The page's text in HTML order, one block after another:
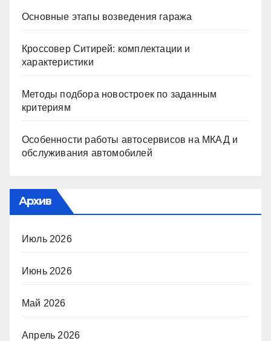
Основные этапы возведения гаража
Кроссовер Ситирей: комплектации и
характеристики
Методы подбора новостроек по заданным
критериям
Особенности работы автосервисов на МКАД и
обслуживания автомобилей
Архив
Июль 2026
Июнь 2026
Май 2026
Апрель 2026